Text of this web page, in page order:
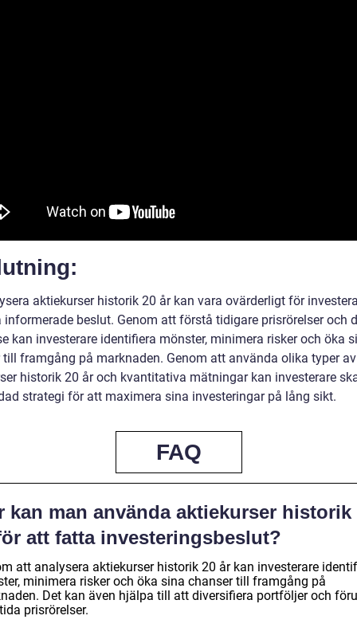
aktiekurser historik 20 år kan vara ovärderligt för
beslut. Genom att förstå tidigare prisrörelser och
kan investerare identifiera mönster, minimera risker och öka
till framgång på marknaden. Genom att använda olika typer av
historik 20 år och kvantitativa mätningar kan investerare
strategi för att maximera sina investeringar på lång sikt.
FAQ
kan man använda aktiekurser historik
att fatta investeringsbeslut?
att analysera aktiekurser historik 20 år kan investerare
minimera risker och öka sina chanser till framgång på
Det kan även hjälpa till att diversifiera portföljer och
prisrörelser.